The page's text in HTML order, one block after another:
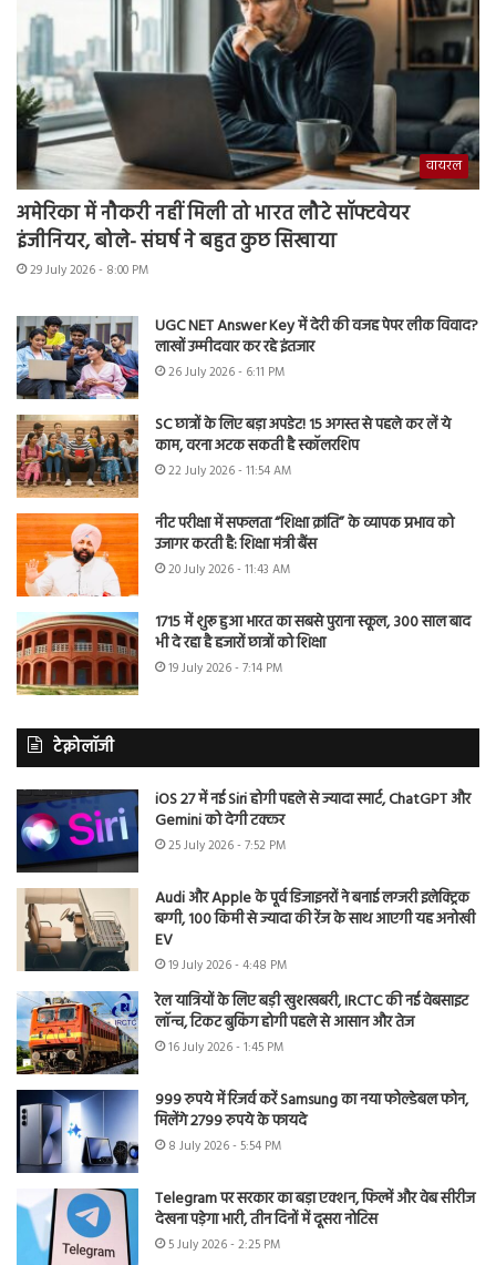
वायरल
अमेरिका में नौकरी नहीं मिली तो भारत लौटे सॉफ्टवेयर
इंजीनियर, बोले- संघर्ष ने बहुत कुछ सिखाया
29 July 2026 - 8:00 PM
UGC NET Answer Key में देरी की वजह पेपर लीक विवाद?
लाखों उम्मीदवार कर रहे इंतजार
26 July 2026 - 6:11 PM
SC छात्रों के लिए बड़ा अपडेट! 15 अगस्त से पहले कर लें ये
काम, वरना अटक सकती है स्कॉलरशिप
22 July 2026 - 11:54 AM
नीट परीक्षा में सफलता “शिक्षा क्रांति” के व्यापक प्रभाव को
उजागर करती है: शिक्षा मंत्री बैंस
20 July 2026 - 11:43 AM
1715 में शुरू हुआ भारत का सबसे पुराना स्कूल, 300 साल बाद
भी दे रहा है हजारों छात्रों को शिक्षा
19 July 2026 - 7:14 PM
टेक्नोलॉजी
iOS 27 में नई Siri होगी पहले से ज्यादा स्मार्ट, ChatGPT और
Gemini को देगी टक्कर
25 July 2026 - 7:52 PM
Audi और Apple के पूर्व डिजाइनरों ने बनाई लग्जरी इलेक्ट्रिक
बग्गी, 100 किमी से ज्यादा की रेंज के साथ आएगी यह अनोखी
EV
19 July 2026 - 4:48 PM
रेल यात्रियों के लिए बड़ी खुशखबरी, IRCTC की नई वेबसाइट
लॉन्च, टिकट बुकिंग होगी पहले से आसान और तेज
16 July 2026 - 1:45 PM
999 रुपये में रिजर्व करें Samsung का नया फोल्डेबल फोन,
मिलेंगे 2799 रुपये के फायदे
8 July 2026 - 5:54 PM
Telegram पर सरकार का बड़ा एक्शन, फिल्में और वेब सीरीज
देखना पड़ेगा भारी, तीन दिनों में दूसरा नोटिस
5 July 2026 - 2:25 PM